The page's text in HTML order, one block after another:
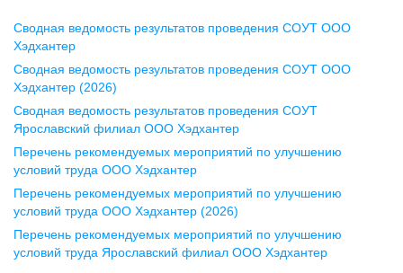
Воронеж
ул. Комиссаржевской, д. 10,
офис 1212
+7 473 280-05-05
pr@vrn.hh.ru
ул. Спартаковская, д. 2А, этаж 3,
помещение 15
+7 843 212-12-50
Сводная ведомость результатов проведения СОУТ ООО
Хэдхантер
Сводная ведомость результатов проведения СОУТ ООО
Хэдхантер (2026)
Сводная ведомость результатов проведения СОУТ
Ярославский филиал ООО Хэдхантер
Перечень рекомендуемых мероприятий по улучшению
условий труда ООО Хэдхантер
Перечень рекомендуемых мероприятий по улучшению
условий труда ООО Хэдхантер (2026)
Перечень рекомендуемых мероприятий по улучшению
условий труда Ярославский филиал ООО Хэдхантер